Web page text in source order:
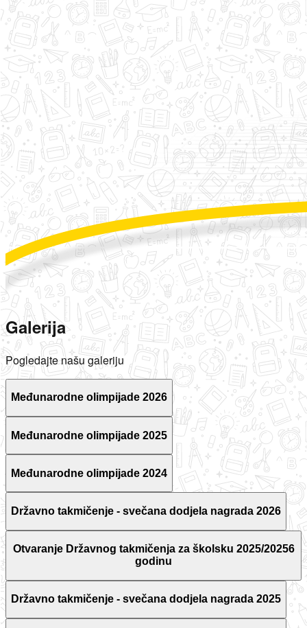
Galerija
Pogledajte našu galeriju
Međunarodne olimpijade 2026
Međunarodne olimpijade 2025
Međunarodne olimpijade 2024
Državno takmičenje - svečana dodjela nagrada 2026
Otvaranje Državnog takmičenja za školsku 2025/20256
godinu
Državno takmičenje - svečana dodjela nagrada 2025